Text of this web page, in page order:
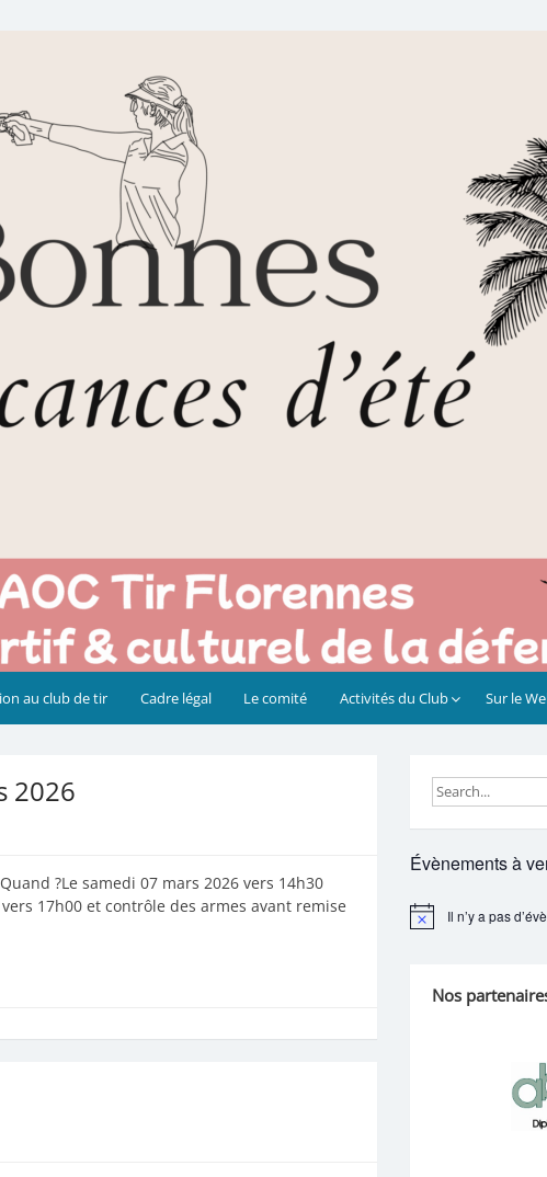
au club de tir Cadre légal Le comité Activités du Club Sur le
2026
?Le samedi 07 mars 2026 vers 14h30
17h00 et contrôle des armes avant remise
Évènements à
Notice Il n’y a pas
Nos